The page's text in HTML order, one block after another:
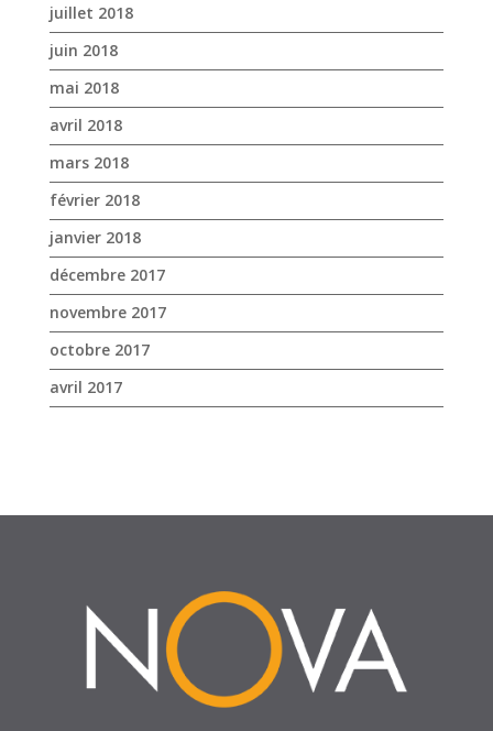
février 2018
janvier 2018
décembre 2017
novembre 2017
octobre 2017
avril 2017
SUIVEZ-NOUS